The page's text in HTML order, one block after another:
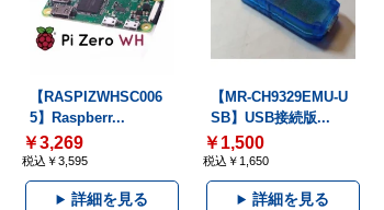
【RASPIZWHSC006
5】Raspberr...
￥3,269
税込￥3,595
詳細を見る
【MR-CH9329EMU-U
SB】USB接続版...
￥1,500
税込￥1,650
詳細を見る